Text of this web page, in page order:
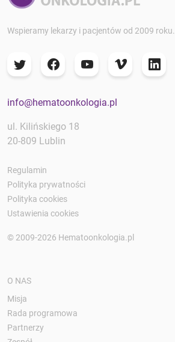
Wspieramy lekarzy i pacjentów od 2009 roku.
info@hematoonkologia.pl
ul. Kilińskiego 18
20-809 Lublin
Regulamin
Polityka prywatności
Polityka cookies
Ustawienia cookies
© 2009-2026 Hematoonkologia.pl
O NAS
Misja
Rada programowa
Partnerzy